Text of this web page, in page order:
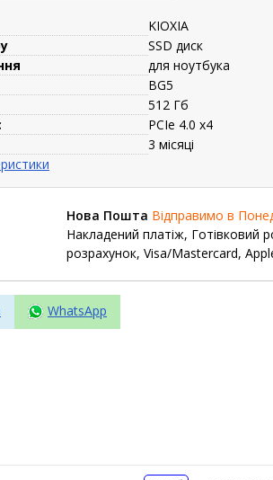
KIOXIA
SSD диск
для ноутбука
BG5
512 Гб
PCIe 4.0 x4
3 місяці
Нова Пошта Відправимо в
Накладений платіж, Готівковий
розрахунок, Visa/Mastercard,
WhatsApp